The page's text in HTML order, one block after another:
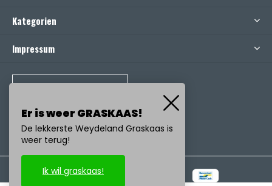
Kategorien
Impressum
Er is weer GRASKAAS!
De lekkerste Weydeland Graskaas is
weer terug!
Ik wil graskaas!